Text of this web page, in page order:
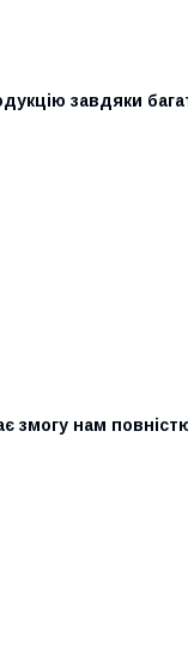
завдяки
змогу нам